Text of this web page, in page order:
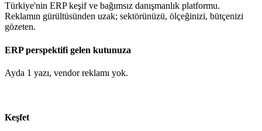
Türkiye'nin ERP keşif ve bağımsız danışmanlık platformu.
Reklamın gürültüsünden uzak; sektörünüzü, ölçeğinizi, bütçenizi
gözeten.
ERP perspektifi gelen kutunuza
Ayda 1 yazı, vendor reklamı yok.
Keşfet